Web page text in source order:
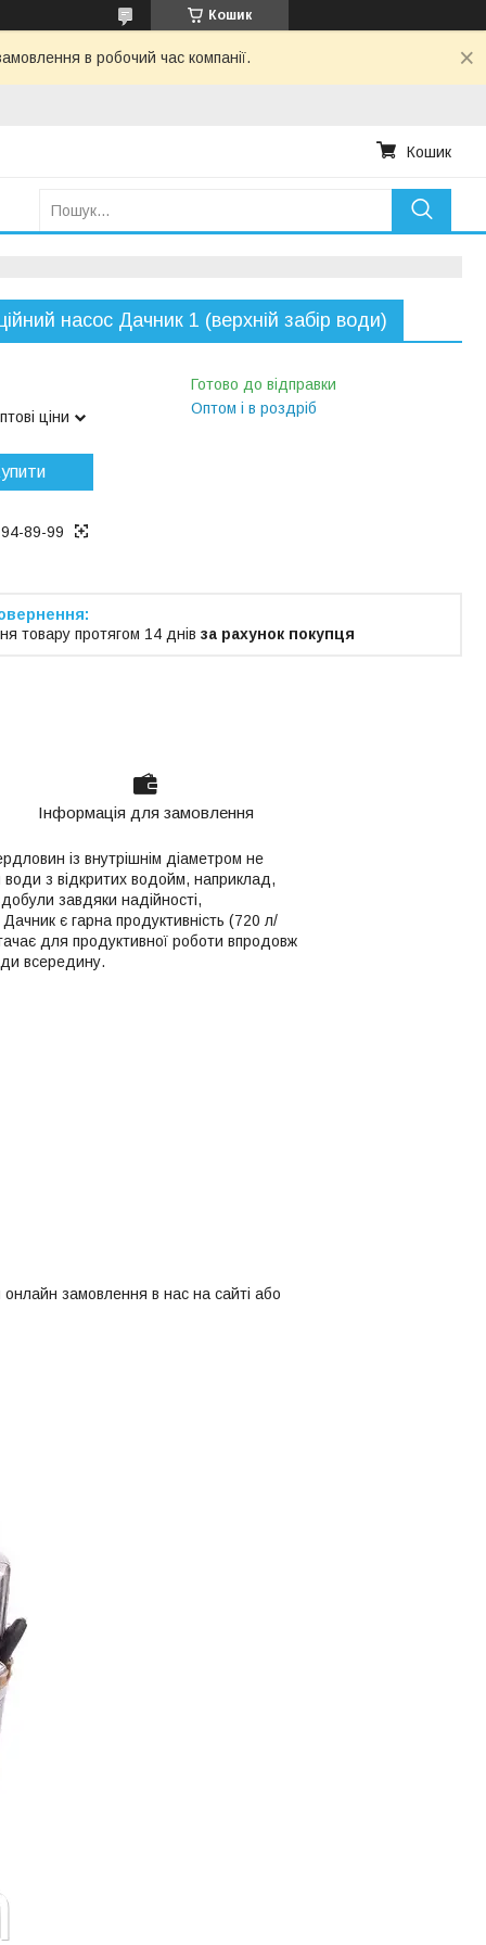
Кошик
в робочий час компанії.
Кошик
насос Дачник 1 (верхній забір води)
ціни
Готово до відправки
Оптом і в роздріб
89-99
товару протягом 14 днів за рахунок покупця
Інформація для замовлення
із внутрішнім діаметром не
з відкритих водойм, наприклад,
завдяки надійності,
є гарна продуктивність (720 л/
для продуктивної роботи впродовж
всередину.
замовлення в нас на сайті або